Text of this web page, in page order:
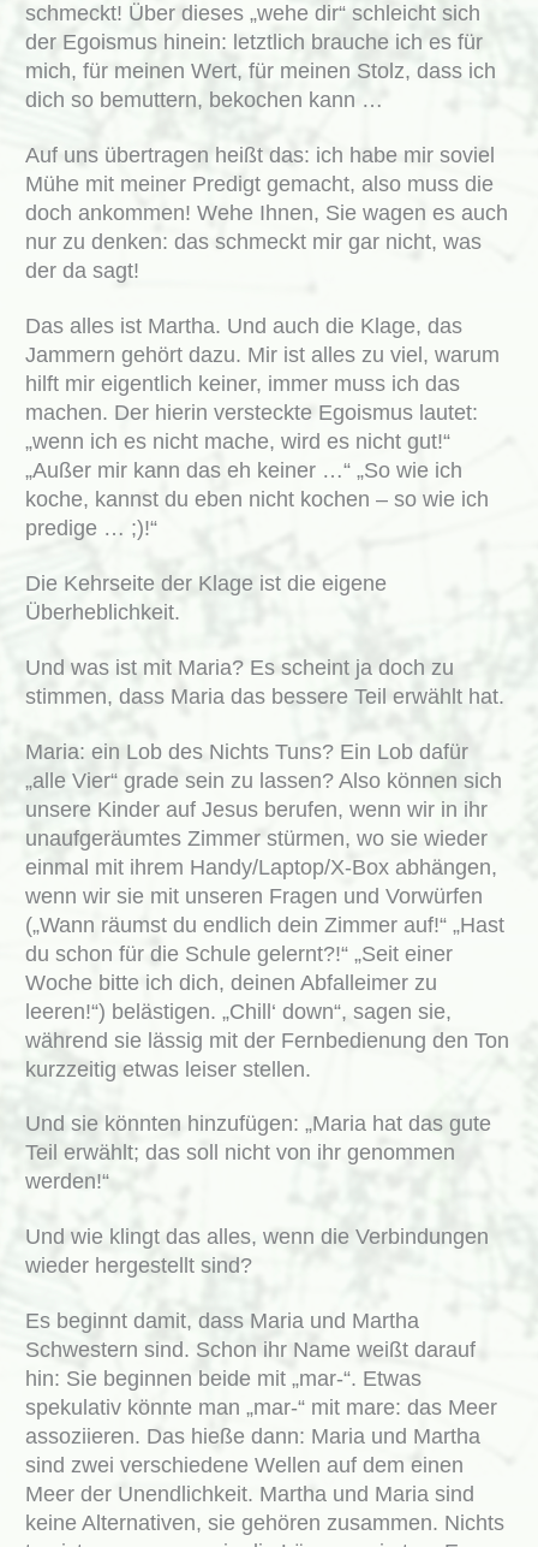
schmeckt! Über dieses „wehe dir“ schleicht sich
der Egoismus hinein: letztlich brauche ich es für
mich, für meinen Wert, für meinen Stolz, dass ich
dich so bemuttern, bekochen kann …
Auf uns übertragen heißt das: ich habe mir soviel
Mühe mit meiner Predigt gemacht, also muss die
doch ankommen! Wehe Ihnen, Sie wagen es auch
nur zu denken: das schmeckt mir gar nicht, was
der da sagt!
Das alles ist Martha. Und auch die Klage, das
Jammern gehört dazu. Mir ist alles zu viel, warum
hilft mir eigentlich keiner, immer muss ich das
machen. Der hierin versteckte Egoismus lautet:
„wenn ich es nicht mache, wird es nicht gut!“
„Außer mir kann das eh keiner …“ „So wie ich
koche, kannst du eben nicht kochen – so wie ich
predige … ;)!“
Die Kehrseite der Klage ist die eigene
Überheblichkeit.
Und was ist mit Maria? Es scheint ja doch zu
stimmen, dass Maria das bessere Teil erwählt hat.
Maria: ein Lob des Nichts Tuns? Ein Lob dafür
„alle Vier“ grade sein zu lassen? Also können sich
unsere Kinder auf Jesus berufen, wenn wir in ihr
unaufgeräumtes Zimmer stürmen, wo sie wieder
einmal mit ihrem Handy/Laptop/X-Box abhängen,
wenn wir sie mit unseren Fragen und Vorwürfen
(„Wann räumst du endlich dein Zimmer auf!“ „Hast
du schon für die Schule gelernt?!“ „Seit einer
Woche bitte ich dich, deinen Abfalleimer zu
leeren!“) belästigen. „Chill‘ down“, sagen sie,
während sie lässig mit der Fernbedienung den Ton
kurzzeitig etwas leiser stellen.
Und sie könnten hinzufügen: „Maria hat das gute
Teil erwählt; das soll nicht von ihr genommen
werden!“
Und wie klingt das alles, wenn die Verbindungen
wieder hergestellt sind?
Es beginnt damit, dass Maria und Martha
Schwestern sind. Schon ihr Name weißt darauf
hin: Sie beginnen beide mit „mar-“. Etwas
spekulativ könnte man „mar-“ mit mare: das Meer
assoziieren. Das hieße dann: Maria und Martha
sind zwei verschiedene Wellen auf dem einen
Meer der Unendlichkeit. Martha und Maria sind
keine Alternativen, sie gehören zusammen. Nichts